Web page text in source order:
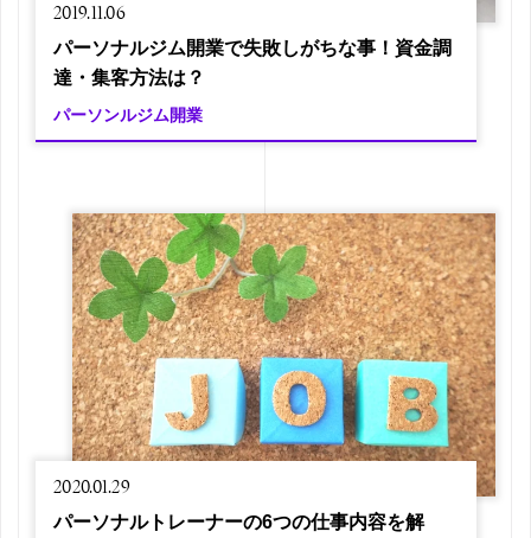
2019.11.06
パーソナルジム開業で失敗しがちな事！資金調
達・集客方法は？
パーソンルジム開業
2020.01.29
パーソナルトレーナーの6つの仕事内容を解